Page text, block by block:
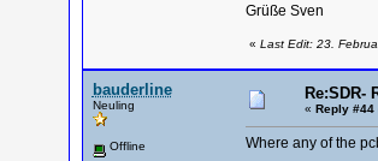
Grüße Sven
« Last Edit: 23.
bauderline
Neuling
Offline
Re:SDR-
« Reply #44
Where any of the